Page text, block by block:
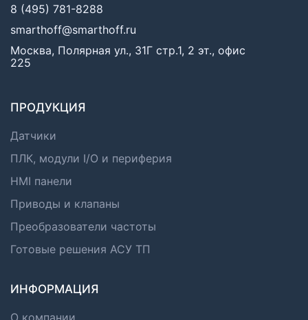
8 (495) 781-8288
smarthoff@smarthoff.ru
Москва, Полярная ул., 31Г стр.1, 2 эт., офис
225
ПРОДУКЦИЯ
Датчики
ПЛК, модули I/O и периферия
HMI панели
Приводы и клапаны
Преобразователи частоты
Готовые решения АСУ ТП
ИНФОРМАЦИЯ
О компании